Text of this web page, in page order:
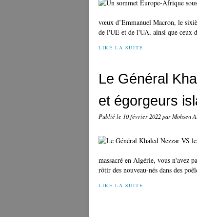
vœux d’Emmanuel Macron, le
de l'UE et de l'UA, ainsi que ceux
LIRE LA SUITE
Le Général
et égorgeurs
Publié le 10 février 2022par Mohsen
massacré en Algérie, vous n'avez
rôtir des nouveau-nés dans des
LIRE LA SUITE